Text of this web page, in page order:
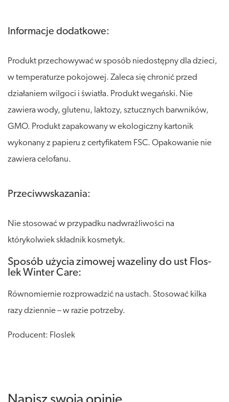
Informacje dodatkowe:
Produkt przechowywać w sposób niedostępny dla dzieci,
w temperaturze pokojowej. Zaleca się chronić przed
działaniem wilgoci i światła. Produkt wegański. Nie
zawiera wody, glutenu, laktozy, sztucznych barwników,
GMO. Produkt zapakowany w ekologiczny kartonik
wykonany z papieru z certyfikatem FSC. Opakowanie nie
zawiera celofanu.
Przeciwwskazania:
Nie stosować w przypadku nadwrażliwości na
którykolwiek składnik kosmetyk.
Sposób użycia zimowej wazeliny do ust Flos-
lek Winter Care:
Równomiernie rozprowadzić na ustach. Stosować kilka
razy dziennie – w razie potrzeby.
Producent: Floslek